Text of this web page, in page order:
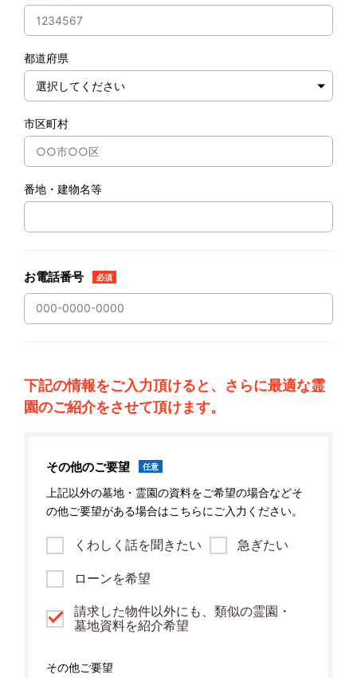
都道府県
市区町村
番地・建物名等
お電話番号 必須
下記の情報をご入力頂けると、さらに最適な霊
園のご紹介をさせて頂けます。
その他のご要望 任意
上記以外の墓地・霊園の資料をご希望の場合などそ
の他ご要望がある場合はこちらにご入力ください。
くわしく話を聞きたい 急ぎたい
ローンを希望
請求した物件以外にも、類似の霊園・
墓地資料を紹介希望
その他ご要望